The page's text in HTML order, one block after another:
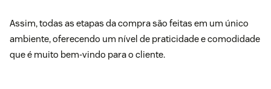
Assim, todas as etapas da compra são feitas em um único
ambiente, oferecendo um nível de praticidade e comodidade
que é muito bem-vindo para o cliente.